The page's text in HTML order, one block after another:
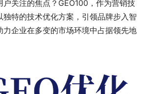
关注的焦点？GEO100，作为营销技
独特的技术优化方案，引领品牌步入智
力企业在多变的市场环境中占据领先地